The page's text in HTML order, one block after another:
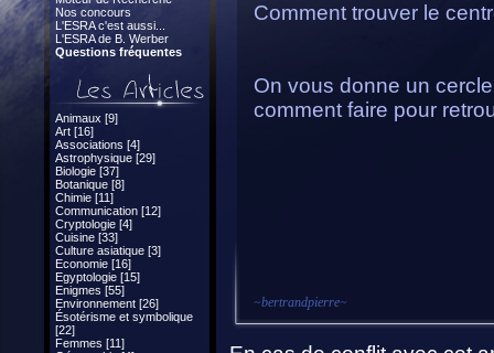
Nos concours
L'ESRA c'est aussi...
L'ESRA de B. Werber
Questions fréquentes
Animaux [9]
Art [16]
Associations [4]
Astrophysique [29]
Biologie [37]
Botanique [8]
Chimie [11]
Communication [12]
Cryptologie [4]
Cuisine [33]
Culture asiatique [3]
Economie [16]
Egyptologie [15]
Enigmes [55]
Environnement [26]
Ésotérisme et symbolique
[22]
Femmes [11]
Comment trouver le
On vous donne un
comment faire pour
~bertrandpierre~